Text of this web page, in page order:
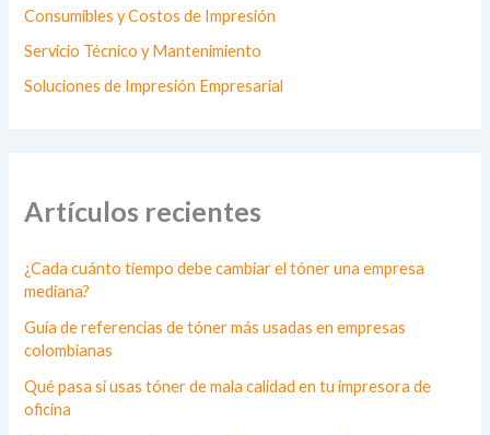
Consumibles y Costos de Impresión
Servicio Técnico y Mantenimiento
Soluciones de Impresión Empresarial
Artículos recientes
¿Cada cuánto tiempo debe cambiar el tóner una empresa
mediana?
Guía de referencias de tóner más usadas en empresas
colombianas
Qué pasa si usas tóner de mala calidad en tu impresora de
oficina